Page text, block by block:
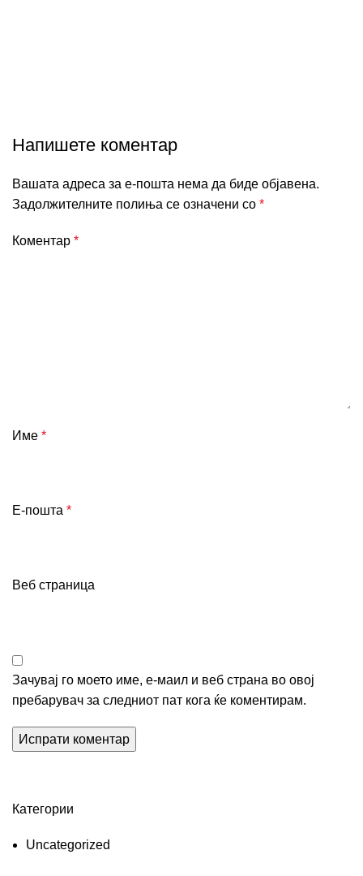
Напишете коментар
Вашата адреса за е-пошта нема да биде објавена.
Задолжителните полиња се означени со *
Коментар *
Име *
Е-пошта *
Веб страница
Зачувај го моето име, е-маил и веб страна во овој
пребарувач за следниот пат кога ќе коментирам.
Категории
Uncategorized